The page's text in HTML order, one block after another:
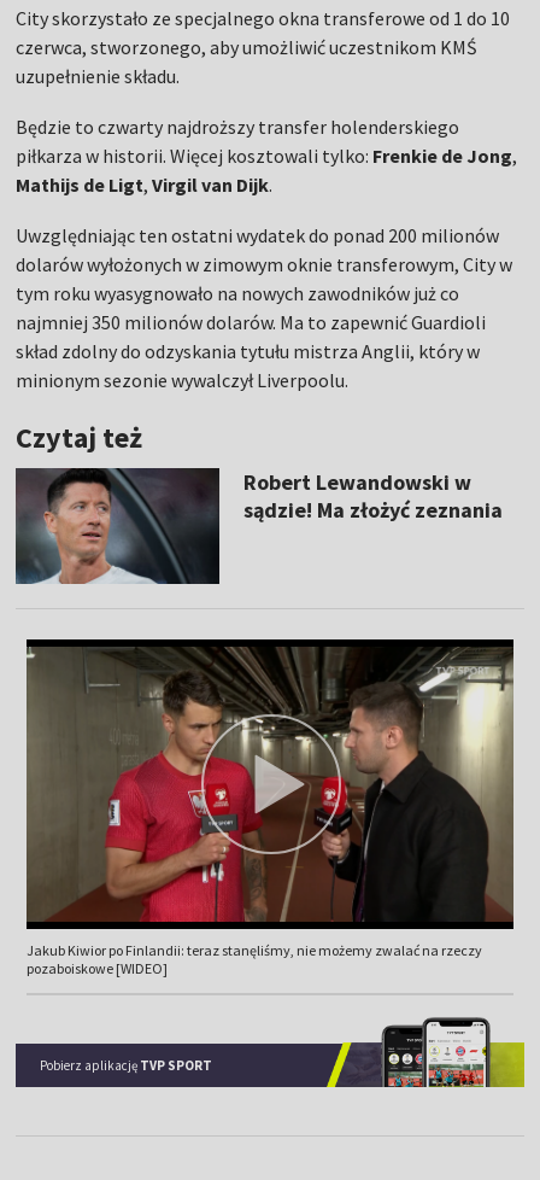
City skorzystało ze specjalnego okna transferowe od 1 do 10
czerwca, stworzonego, aby umożliwić uczestnikom KMŚ
uzupełnienie składu.
Będzie to czwarty najdroższy transfer holenderskiego
piłkarza w historii. Więcej kosztowali tylko: Frenkie de Jong,
Mathijs de Ligt,Virgil van Dijk.
Uwzględniając ten ostatni wydatek do ponad 200 milionów
dolarów wyłożonych w zimowym oknie transferowym, City w
tym roku wyasygnowało na nowych zawodników już co
najmniej 350 milionów dolarów. Ma to zapewnić Guardioli
skład zdolny do odzyskania tytułu mistrza Anglii, który w
minionym sezonie wywalczył Liverpoolu.
Czytaj też
Robert Lewandowski w
sądzie! Ma złożyć zeznania
Jakub Kiwior po Finlandii: teraz stanęliśmy, nie możemy zwalać na rzeczy
pozaboiskowe [WIDEO]
Pobierz aplikację TVP SPORT